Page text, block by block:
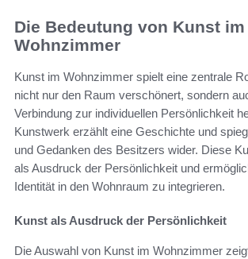
Die Bedeutung von Kunst im
Wohnzimmer
Kunst im Wohnzimmer spielt eine zentrale
nicht nur den Raum verschönert, sondern
Verbindung zur individuellen Persönlichkeit
Kunstwerk erzählt eine Geschichte und
und Gedanken des Besitzers wider. Diese
als Ausdruck der Persönlichkeit und
Identität in den Wohnraum zu integrieren.
Kunst als Ausdruck der Persönlichkeit
Die Auswahl von Kunst im Wohnzimmer